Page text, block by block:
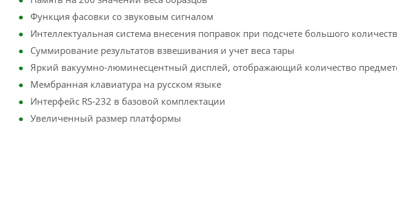
Функция фасовки со звуковым сигналом
Интеллектуальная система внесения поправок при подсчете большого
Суммирование результатов взвешивания и учет веса тары
Яркий вакуумно-люминесцентный дисплей, отображающий количество
Мембранная клавиатура на русском языке
Интерфейс RS-232 в базовой комплектации
Увеличенный размер платформы